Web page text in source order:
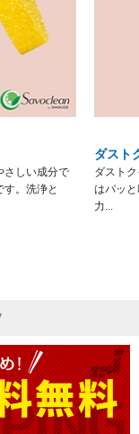
さしい成分で
。洗浄と
ダスト
ダスト
はパッ
力...